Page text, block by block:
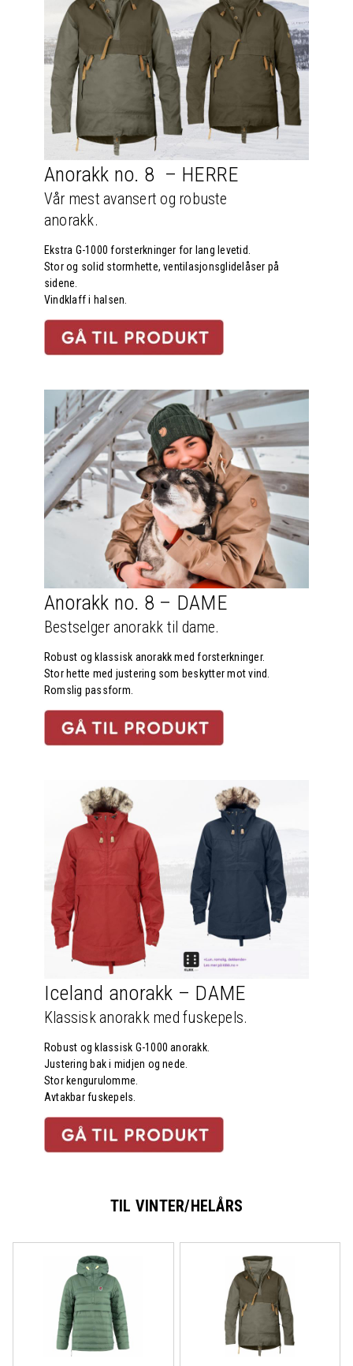
Anorakk no. 8 – HERRE
Vår mest avansert og robuste
anorakk.
Ekstra G-1000 forsterkninger for lang levetid.
Stor og solid stormhette, ventilasjonsglidelåser på
sidene.
Vindklaff i halsen.
Anorakk no. 8 – DAME
Bestselger anorakk til dame.
Robust og klassisk anorakk med forsterkninger.
Stor hette med justering som beskytter mot vind.
Romslig passform.
Iceland anorakk – DAME
Klassisk anorakk med fuskepels.
Robust og klassisk G-1000 anorakk.
Justering bak i midjen og nede.
Stor kengurulomme.
Avtakbar fuskepels.
TIL VINTER/HELÅRS
Logg inn eller bli medlem
for å se medlemspris